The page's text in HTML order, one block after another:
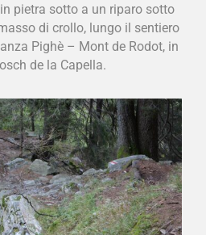
pietra sotto a un riparo sotto
di crollo, lungo il sentiero
Pighè – Mont de Rodot, in
de la Capella.